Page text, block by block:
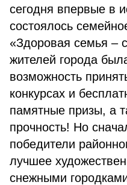
сегодня впервые в
состоялось
«Здоровая семья –
жителей города
возможность
конкурсах и
памятные призы, а
прочность! Но
победители
лучшее
снежными